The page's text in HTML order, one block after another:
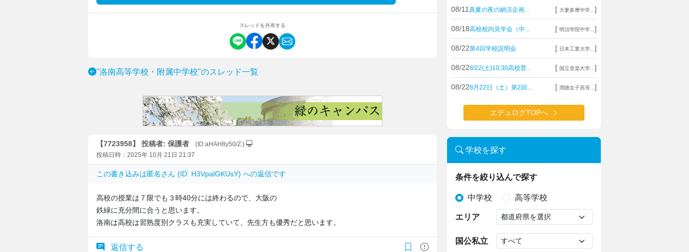
スレッドを共有する
"洛南高等学校・附属中学校"のスレッド一覧
【7723958】 投稿者: 保護者
(ID:aHAH8y50/Z.)
投稿日時：2025年 10月 21日 21:37
この書き込みは匿名さん (ID: H3VpalGKUsY) への返信です
高校の授業は７限でも３時40分には終わるので、大阪の
鉄緑に充分間に合うと思います。
洛南は高校は習熟度別クラスも充実していて、先生方も優秀だと思います。
返信する
08/11 真夏の夜の納涼企画... [ 大妻多摩中学... ]
08/18高校校内見学会（中... [ 明治学院中学... ]
08/22第4回学校説明会 [ 日本工業大学... ]
08/228/22(土)10:30高校普... [ 国立音楽大学... ]
08/228月22日（土）第2回... [ 潤徳女子高等... ]
エデュログTOPへ
学校を探す
条件を絞り込んで探す
中学校 高等学校
エリア
国公私立